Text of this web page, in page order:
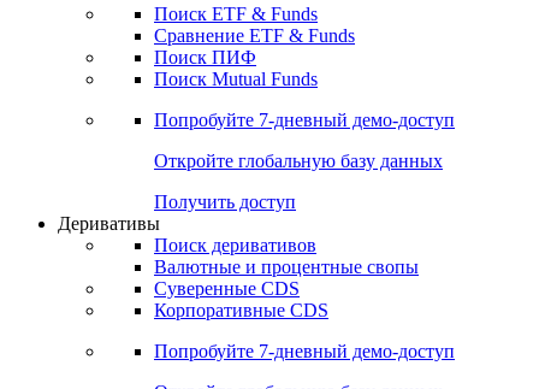
Откройте глобальную базу данных
Получить доступ
ETF & Funds
Сравнение ETF & Funds
Поиск Mutual Funds
Попробуйте7-дневный
Откройте глобальную базу данных
Получить доступ
Деривативы
Валютные и процентные свопы